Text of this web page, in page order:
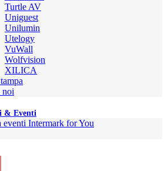
Turtle AV
Uniguest
Unilumin
Utelogy
VuWall
Wolfvision
XILICA
noi
& Eventi
eventi Intermark for You